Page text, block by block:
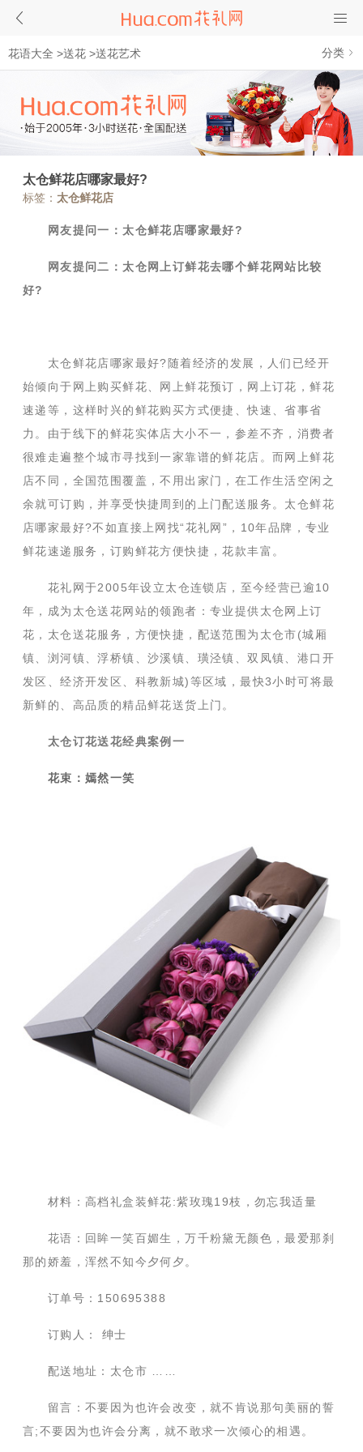
花语大全 >送花 >送花艺术 分类
太仓鲜花店哪家最好?
标签： 太仓鲜花店
网友提问一：太仓鲜花店哪家最好?
网友提问二：太仓网上订鲜花去哪个鲜花网站比较
好?
太仓鲜花店哪家最好?随着经济的发展，人们已经开
始倾向于网上购买鲜花、网上鲜花预订，网上订花，鲜花
速递等，这样时兴的鲜花购买方式便捷、快速、省事省
力。由于线下的鲜花实体店大小不一，参差不齐，消费者
很难走遍整个城市寻找到一家靠谱的鲜花店。而网上鲜花
店不同，全国范围覆盖，不用出家门，在工作生活空闲之
余就可订购，并享受快捷周到的上门配送服务。太仓鲜花
店哪家最好?不如直接上网找“花礼网”，10年品牌，专业
鲜花速递服务，订购鲜花方便快捷，花款丰富。
花礼网于2005年设立太仓连锁店，至今经营已逾10
年，成为太仓送花网站的领跑者：专业提供太仓网上订
花，太仓送花服务，方便快捷，配送范围为太仓市(城厢
镇、浏河镇、浮桥镇、沙溪镇、璜泾镇、双凤镇、港口开
发区、经济开发区、科教新城)等区域，最快3小时可将最
新鲜的、高品质的精品鲜花送货上门。
太仓订花送花经典案例一
花束：嫣然一笑
材料：高档礼盒装鲜花:紫玫瑰19枝，勿忘我适量
花语：回眸一笑百媚生，万千粉黛无颜色，最爱那刹
那的娇羞，浑然不知今夕何夕。
订单号：150695388
订购人： 绅士
配送地址：太仓市 ……
留言：不要因为也许会改变，就不肯说那句美丽的誓
言;不要因为也许会分离，就不敢求一次倾心的相遇。